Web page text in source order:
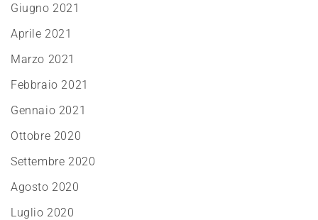
Giugno 2021
Aprile 2021
Marzo 2021
Febbraio 2021
Gennaio 2021
Ottobre 2020
Settembre 2020
Agosto 2020
Luglio 2020